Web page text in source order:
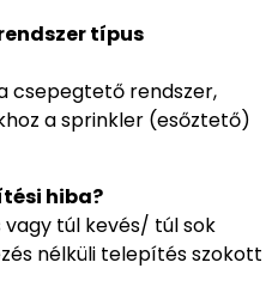
típus
csepegtető rendszer,
a sprinkler (esőztető)
hiba?
túl kevés/ túl sok
nélküli telepítés szokott